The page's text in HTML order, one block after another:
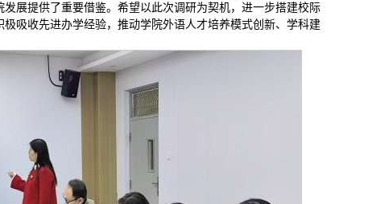
展提供了重要借鉴。希望以此次调研为契机，进一步搭建校际
吸收先进办学经验，推动学院外语人才培养模式创新、学科建